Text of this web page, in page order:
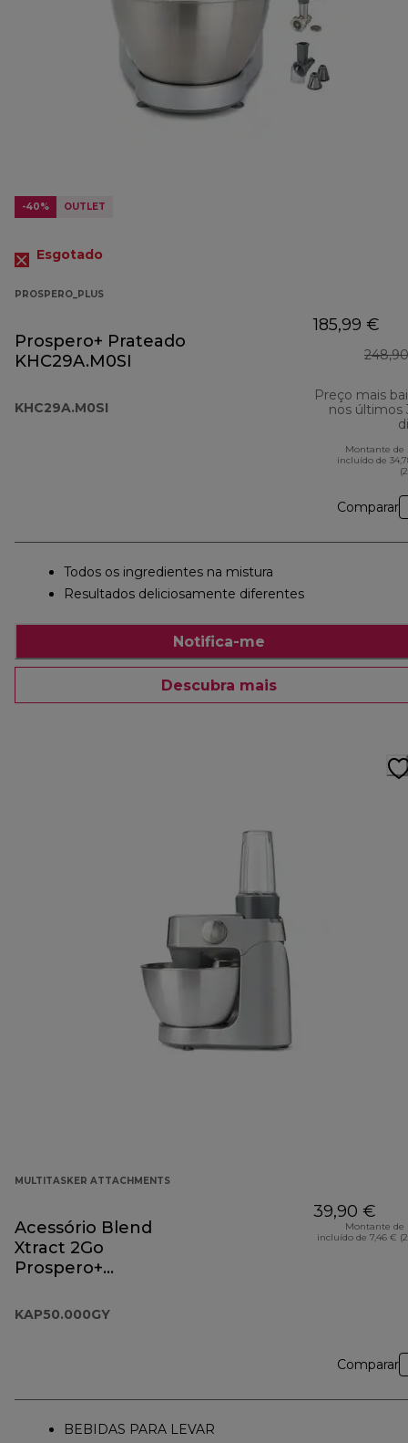
-40% OUTLET
Esgotado
PROSPERO_PLUS
Prospero+ Prateado
KHC29A.M0SI
KHC29A.M0SI
185,99 €
Preço mais
nos últimos
Montante de
incluído de
Comparar
Todos os ingredientes na mistura
Resultados deliciosamente diferentes
Notifica-me
Descubra mais
MULTITASKER ATTACHMENTS
Acessório Blend
Xtract 2Go
Prospero+
KAP50.000GY
39,90 €
Montante de
incluído de 7,46 €
Comparar
BEBIDAS PARA LEVAR